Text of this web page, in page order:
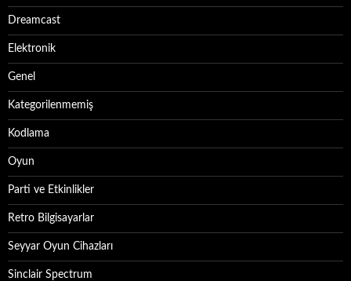
Dreamcast
Elektronik
Genel
Kategorilenmemiş
Kodlama
Oyun
Parti ve Etkinlikler
Retro Bilgisayarlar
Seyyar Oyun Cihazları
Sinclair Spectrum